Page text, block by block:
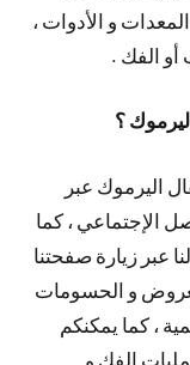
و الأدوات ،
أو الفك .
؟
اليرموك عبر
الإجتماعي ، كما
عبر زيارة صفحتنا
و الحسومات
، كما يمكنكم
الفك و